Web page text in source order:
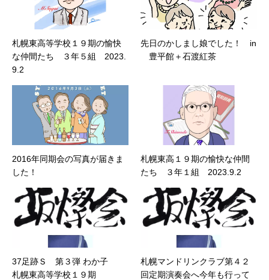
札幌東高等学校１９期の愉快
な仲間たち ３年５組 2023.
9.2
先日のかしまし娘でした！ in
豊平館＋石渡紅茶
2016年同期会の写真が届きま
した！
札幌東高１９期の愉快な仲間
たち ３年１組 2023.9.2
37足跡Ｓ 第３弾 わか子
札幌東高等学校１９期
札幌マンドリンクラブ第４２
回定期演奏会へ今年も行って